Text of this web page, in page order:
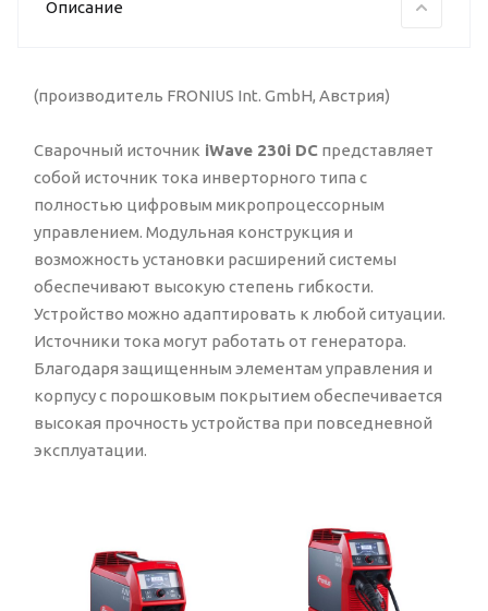
Описание
(производитель FRONIUS Int. GmbH, Австрия)
Сварочный источник iWave 230i DC представляет
собой источник тока инверторного типа с
полностью цифровым микропроцессорным
управлением. Модульная конструкция и
возможность установки расширений системы
обеспечивают высокую степень гибкости.
Устройство можно адаптировать к любой ситуации.
Источники тока могут работать от генератора.
Благодаря защищенным элементам управления и
корпусу с порошковым покрытием обеспечивается
высокая прочность устройства при повседневной
эксплуатации.